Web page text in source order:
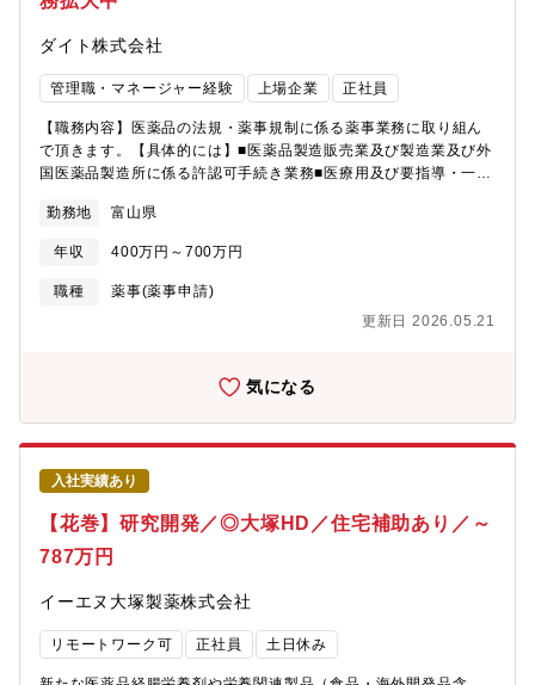
客様と連携したオリジナル原材料の開発・提案にも取り組んでい
ます。長年培ってきた技術力と提案力を強みに、化学・ヘルスケ
ア分野の発展に貢献し、さらなる成長を目指しています。
ダイト株式会社
管理職・マネージャー経験 上場企業 正社員
【職務内容】医薬品の法規・薬事規制に係る薬事業務に取り組ん
で頂きます。【具体的には】■医薬品製造販売業及び製造業及び外
国医薬品製造所に係る許認可手続き業務■医療用及び要指導・一般
登録、変更登録申請書及び軽微変更書等の薬事文書の作成■薬事承
認申請に必要な申請書類の作成及び確認■承認事項一部変更申請の
照会回答書作成/承認事項軽微変更届書の確認■薬事承認に係る
GMP/QMS調査関係資料の確認・照会回答書の作成及び確認
勤務地 富山県
年収 400万円～700万円
職種
薬事(薬事申請)
更新日 2026.05.21
気になる
入社実績あり
【花巻】研究開発／◎大塚HD／住宅補助あり／～
787万円
イーエヌ大塚製薬株式会社
リモートワーク可 正社員 土日休み